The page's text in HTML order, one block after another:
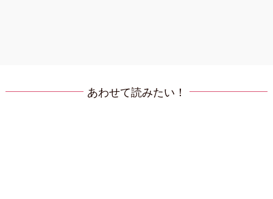
あわせて読みたい！